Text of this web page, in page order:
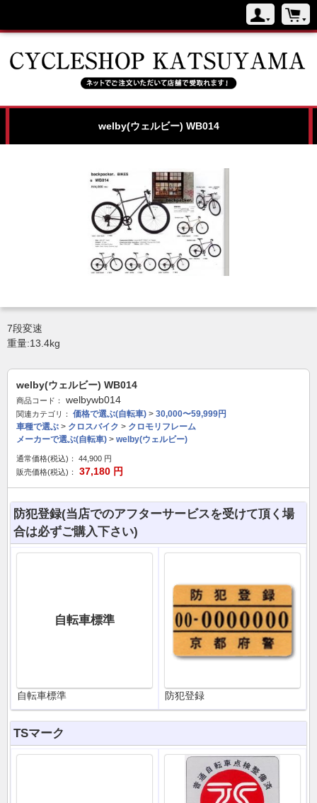
welby(ウェルビー) WB014
7段変速
重量:13.4kg
welby(ウェルビー) WB014
商品コード： welbywb014
関連カテゴリ： 価格で選ぶ(自転車) > 30,000〜59,999円
車種で選ぶ > クロスバイク > クロモリフレーム
メーカーで選ぶ(自転車) > welby(ウェルビー)
通常価格(税込)： 44,900 円
販売価格(税込)：
37,180 円
防犯登録(当店でのアフターサービスを受けて頂く場
合は必ずご購入下さい)
自転車標準
自転車標準 防犯登録
TSマーク